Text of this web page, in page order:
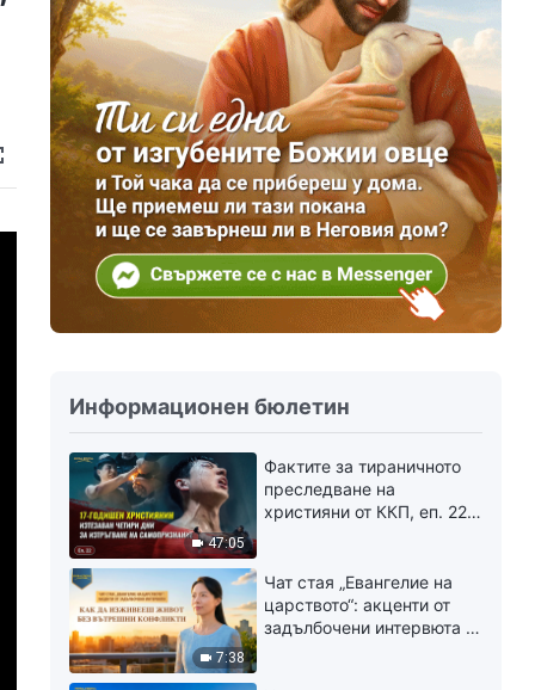
Информационен бюлетин
47:05
Фактите за тираничното
преследване на
християни от ККП, еп. 22:
изтръгване на
самопризнание
7:38
Чат стая „Евангелие на
царството“: aкценти от
задълбочени интервюта |